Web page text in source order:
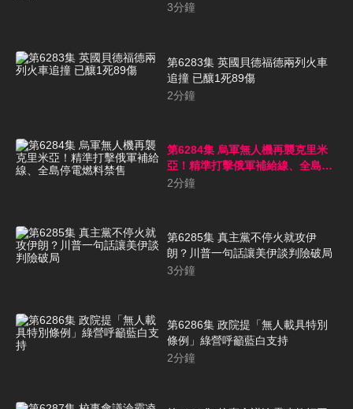
3分鐘
第6283集 英國貝德福德兩列火車
追撞 已釀1死89傷
2分鐘
第6284集 烏軍無人機再襲克里米
亞！精準打擊俄軍補給線、全島停
電燃料禁售
2分鐘
第6285集 真主黨不停火就攻伊
朗？川普一句話讓美伊談判險破局
3分鐘
第6286集 政院提「無人載具特別
條例」綠營呼籲藍白支持
2分鐘